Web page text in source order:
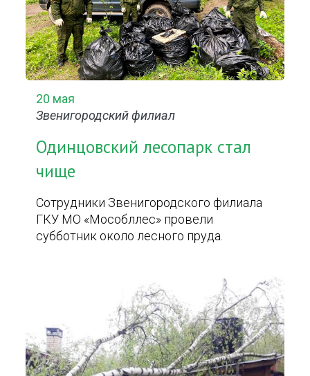
20 мая
Звенигородский филиал
Одинцовский лесопарк стал
чище
Сотрудники Звенигородского филиала
ГКУ МО «Мособллес» провели
субботник около лесного пруда.